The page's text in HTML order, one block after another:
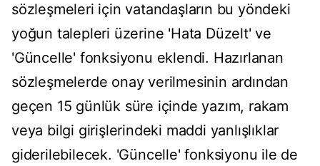
sözleşmeleri için vatandaşların bu yöndeki
yoğun talepleri üzerine 'Hata Düzelt' ve
'Güncelle' fonksiyonu eklendi. Hazırlanan
sözleşmelerde onay verilmesinin ardından
geçen 15 günlük süre içinde yazım, rakam
veya bilgi girişlerindeki maddi yanlışlıklar
giderilebilecek. 'Güncelle' fonksiyonu ile de